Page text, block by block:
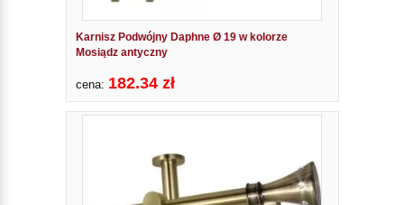
Karnisz Podwójny Daphne Ø 19 w kolorze
Mosiądz antyczny
cena: 182.34 zł